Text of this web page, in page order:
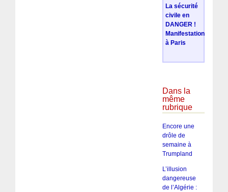
La sécurité
civile en
DANGER !
Manifestation
à Paris
Dans la
même
rubrique
Encore une
drôle de
semaine à
Trumpland
L’illusion
dangereuse
de l’Algérie :